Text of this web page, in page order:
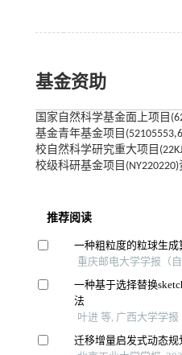
基金资助
国家自然科学基金面上项目
基金青年基金项目
校自然科学研究重大项目
校级科研基金项目(NY220220)